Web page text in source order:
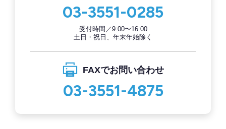
03-3551-0285
受付時間／9:00〜16:00
土日・祝日、年末年始除く
FAXでお問い合わせ
03-3551-4875